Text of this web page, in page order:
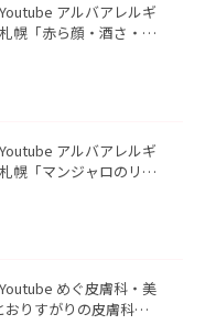
アルバアレルギ
幌「赤ら顔・酒さ・ニ
アルバアレルギ
幌「マンジャロのリア
めぐ皮膚科・美
おりすがりの皮膚科